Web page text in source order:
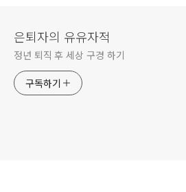
은퇴자의 유유자적
정년 퇴직 후 세상 구경 하기
구독하기